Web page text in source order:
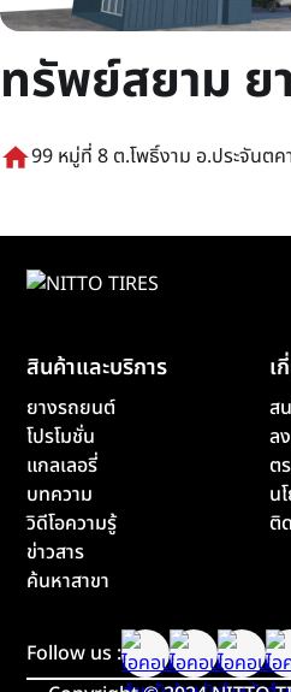
ทรัพย์สยาม ย
home99 หมู่ที่ 8 ต.โพธิ์งาม อ.ประจันต
สินค้าและบริการ
ยางรถยนต์
โปรโมชั่น
แกลเลอรี่
บทความ
วิดีโอความรู้
ข่าวสาร
ค้นหาสาขา
เ
ส
ล
ต
น
ติ
Follow us :